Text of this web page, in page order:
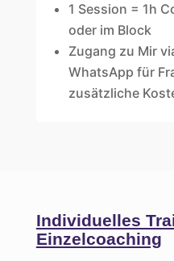
1 Session = 1h
oder im Block
Zugang zu Mir
WhatsApp für
zusätzliche
Individuelles
Einzelcoaching